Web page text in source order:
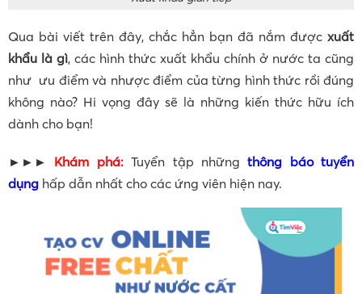
Qua bài viết trên đây, chắc hẳn bạn đã nắm được xuất
khẩu là gì, các hình thức xuất khẩu chính ở nước ta cũng
như ưu điểm và nhược điểm của từng hình thức rồi đúng
không nào? Hi vọng đây sẽ là những kiến thức hữu ích
dành cho bạn!
►►► Khám phá:Tuyển tập nhữngthông báo tuyển
dụng hấp dẫn nhất cho các ứng viên hiện nay.